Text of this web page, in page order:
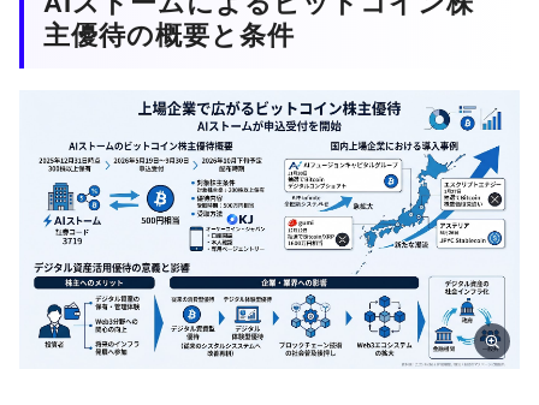
主優待の概要と条件